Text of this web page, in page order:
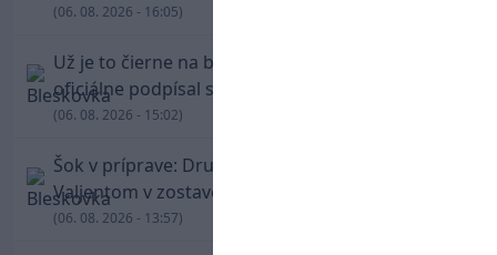
(06. 08. 2026 - 16:05)
Už je to čierne na bielom: Mohamed Salah
oficiálne podpísal s Trabzonsporom
(06. 08. 2026 - 15:02)
Šok v príprave: Druholigová Mallorca s
Valjentom v zostave zdolala PSG
(06. 08. 2026 - 13:57)